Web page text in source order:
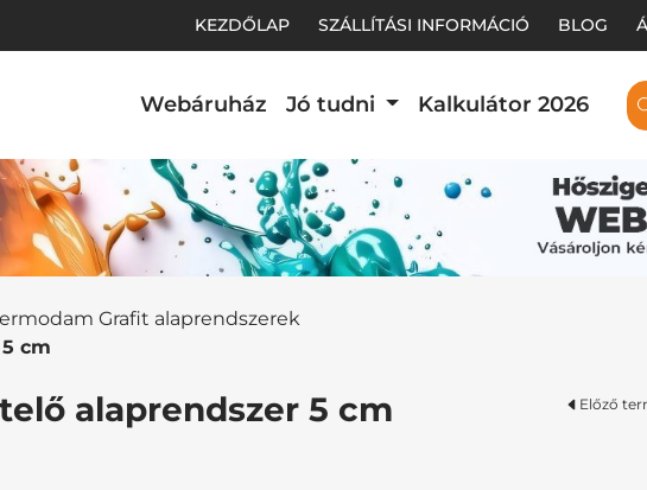
KEZDŐLAP SZÁLLÍTÁSI INFORMÁCIÓ BLOG
Webáruház Jó tudni Kalkulátor 2026
Grafit alaprendszerek
cm
alaprendszer 5 cm Előző